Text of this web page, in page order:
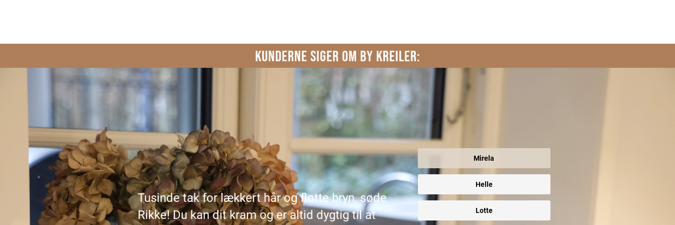
KUNDERNE SIGER OM BY KREILER:
Mirela
Helle
Lotte
Tusinde tak for lækkert hår og flotte bryn, søde
Rikke! Du kan dit kram og er altid dygtig til at